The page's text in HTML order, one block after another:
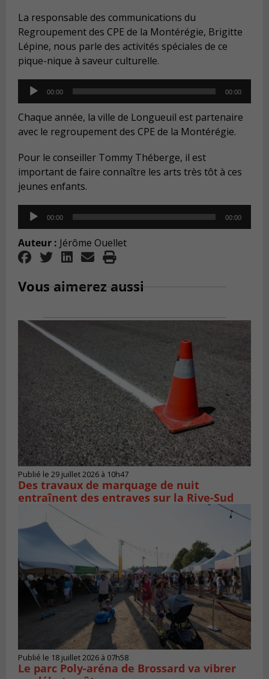
La responsable des communications du
Regroupement des CPE de la Montérégie, Brigitte
Lépine, nous parle des activités spéciales de ce
pique-nique à saveur culturelle.
Audio
Player
00:00 00:00
Chaque année, la ville de Longueuil est partenaire
avec le regroupement des CPE de la Montérégie.
Pour le conseiller Tommy Théberge, il est
important de faire connaître les arts très tôt à ces
jeunes enfants.
Audio
Player
00:00 00:00
Auteur : Jérôme Ouellet
Vous aimerez aussi
Publié le 29 juillet 2026 à 10h47
Des travaux de marquage de nuit
entraînent des entraves sur la Rive-Sud
Publié le 18 juillet 2026 à 07h58
Le parc Poly-aréna de Brossard va vibrer